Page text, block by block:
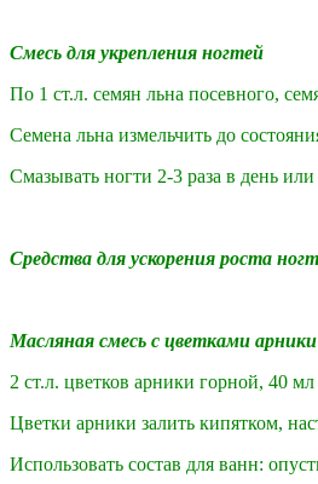
Смесь для укрепления ногтей
По 1 ст.л. семян льна посевного,
Семена льна измельчить до
Смазывать ногти 2-3 раза в день
Средства для ускорения роста
Масляная смесь с цветками
2 ст.л. цветков арники горной, 40
Цветки арники залить кипятком,
Использовать состав для ванн: